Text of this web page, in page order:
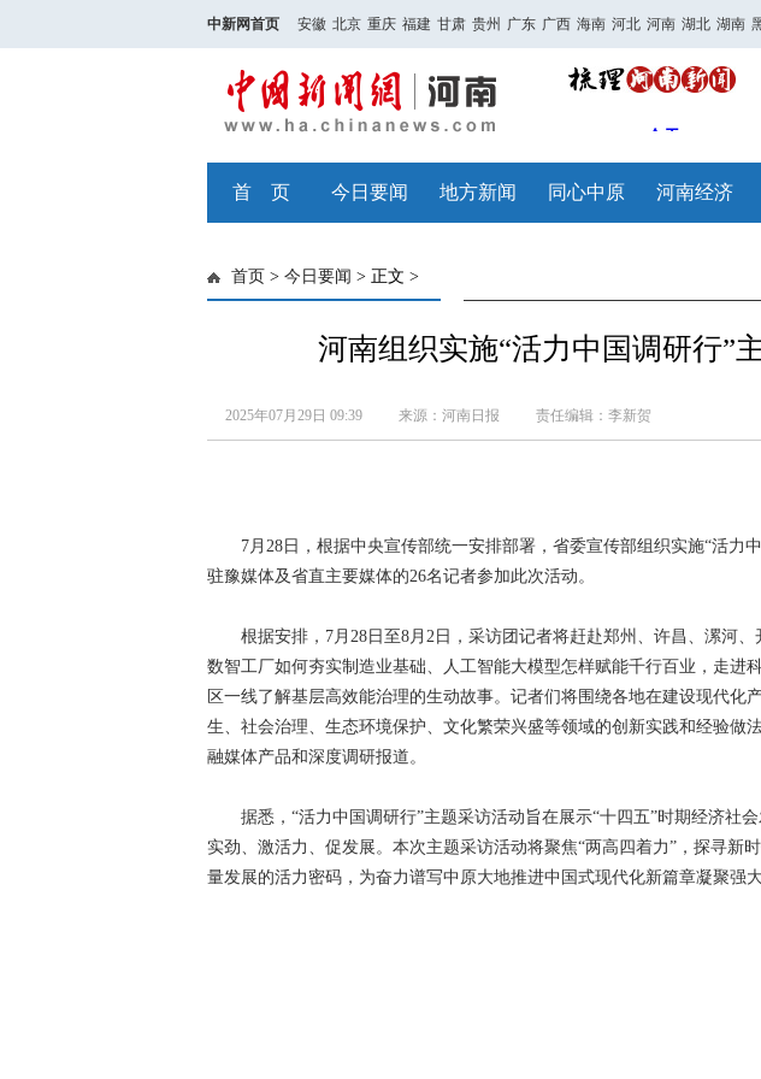
中新网首页 安徽 北京 重庆 福建 甘肃 贵州 广东 广西 海南 河北 河南 湖北 湖南
首 页 今日要闻 地方新闻 同心中原 河南经济
首页 > 今日要闻 > 正文 >
河南组织实施“活力中国调研行”
2025年07月29日 09:39 来源：河南日报 责任编辑：李新贺
7月28日，根据中央宣传部统一安排部署，省委宣传部组织实施“活力
驻豫媒体及省直主要媒体的26名记者参加此次活动。
根据安排，7月28日至8月2日，采访团记者将赶赴郑州、许昌、漯河、
数智工厂如何夯实制造业基础、人工智能大模型怎样赋能千行百业，走进
区一线了解基层高效能治理的生动故事。记者们将围绕各地在建设现代化
生、社会治理、生态环境保护、文化繁荣兴盛等领域的创新实践和经验做
融媒体产品和深度调研报道。
据悉，“活力中国调研行”主题采访活动旨在展示“十四五”时期经济社
实劲、激活力、促发展。本次主题采访活动将聚焦“两高四着力”，探寻新
量发展的活力密码，为奋力谱写中原大地推进中国式现代化新篇章凝聚强